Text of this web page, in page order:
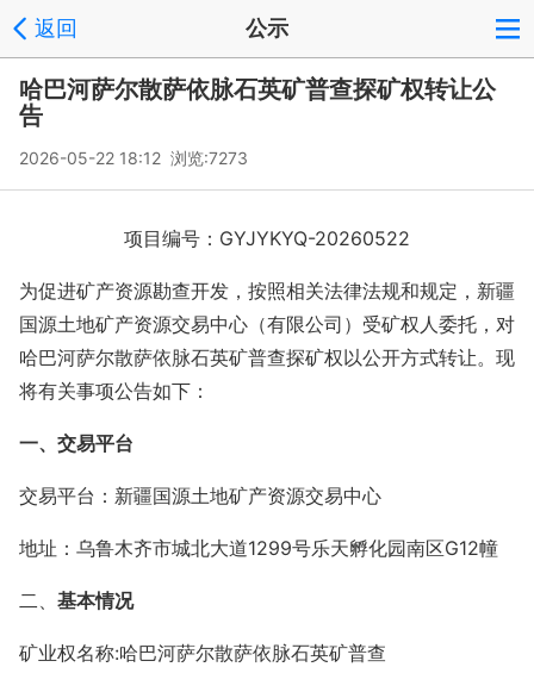
返回 公示
哈巴河萨尔散萨依脉石英矿普查探矿权转让公
告
2026-05-22 18:12 浏览:7273
项目编号：GYJYKYQ-20260522
为促进矿产资源勘查开发，按照相关法律法规和规定，新疆
国源土地矿产资源交易中心（有限公司）受矿权人委托，对
哈巴河萨尔散萨依脉石英矿普查探矿权以公开方式转让。现
将有关事项公告如下：
一、交易平台
交易平台：新疆国源土地矿产资源交易中心
地址：乌鲁木齐市城北大道1299号乐天孵化园南区G12幢
二、 基本情况
矿业权名称:哈巴河萨尔散萨依脉石英矿普查